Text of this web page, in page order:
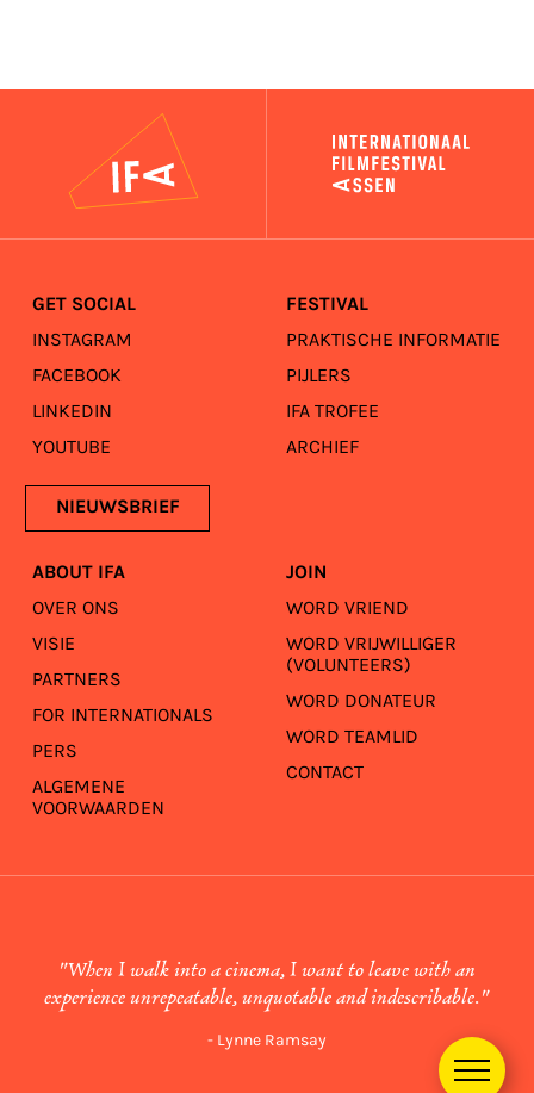
Menu
GET SOCIAL
INSTAGRAM
FACEBOOK
LINKEDIN
YOUTUBE
NIEUWSBRIEF
FESTIVAL
PRAKTISCHE INFORMATIE
PIJLERS
IFA TROFEE
ARCHIEF
ABOUT IFA
OVER ONS
VISIE
PARTNERS
FOR INTERNATIONALS
PERS
ALGEMENE
VOORWAARDEN
JOIN
WORD VRIEND
WORD VRIJWILLIGER
(VOLUNTEERS)
WORD DONATEUR
WORD TEAMLID
CONTACT
"When I walk into a cinema, I want to leave with an
experience unrepeatable, unquotable and indescribable."
- Lynne Ramsay